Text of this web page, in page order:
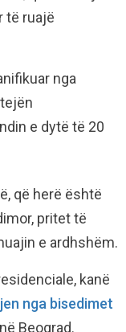
të ruajë
nga
e dytë të 20
që herë është
pritet të
e ardhshëm.
kanë
nga bisedimet
Beograd.